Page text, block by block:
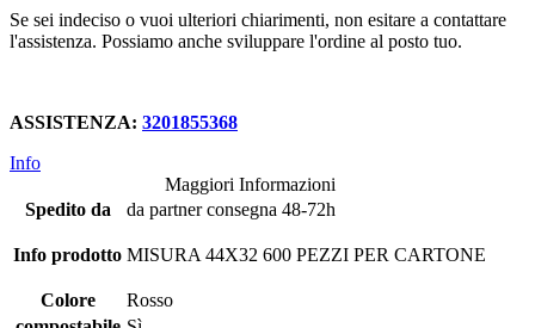
Se sei indeciso o vuoi ulteriori chiarimenti, non esitare a contattare
l'assistenza. Possiamo anche sviluppare l'ordine al posto tuo.
ASSISTENZA: 3201855368
Info
Maggiori Informazioni
Spedito da
da partner consegna 48-72h
Info prodotto MISURA 44X32 600 PEZZI PER CARTONE
Colore
Rosso